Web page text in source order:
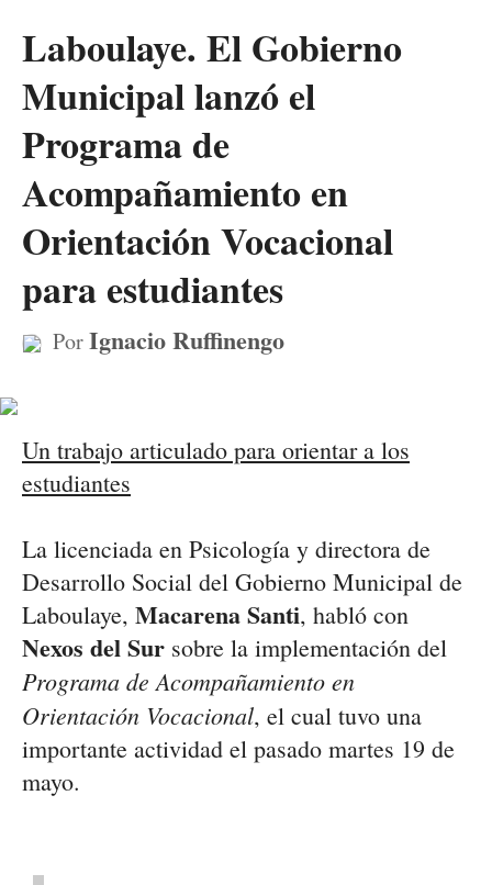
Laboulaye. El Gobierno
Municipal lanzó el
Programa de
Acompañamiento en
Orientación Vocacional
para estudiantes
PorIgnacio Ruffinengo
Un trabajo articulado para orientar a los
estudiantes
La licenciada en Psicología y directora de
Desarrollo Social del Gobierno Municipal de
Laboulaye, Macarena Santi, habló con
Nexos del Sur sobre la implementación del
Programa de Acompañamiento en
Orientación Vocacional, el cual tuvo una
importante actividad el pasado martes 19 de
mayo.